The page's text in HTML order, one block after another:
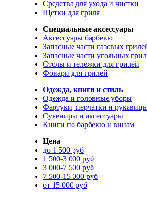
Средства для ухода и чистки
Щетки для гриля
Специальные аксессуары
Аксессуары барбекю
Запасные части газовых
Запасные части угольных
Столы и тележки для грилей
Фонари для грилей
Одежда, книги и стиль
Одежда и головные уборы
Фартуки, перчатки и
Сувениры и аксессуары
Книги по барбекю и винам
Цена
до 1 500 руб
1 500-3 000 руб
3 000-7 500 руб
7 500-15 000 руб
от 15 000 руб